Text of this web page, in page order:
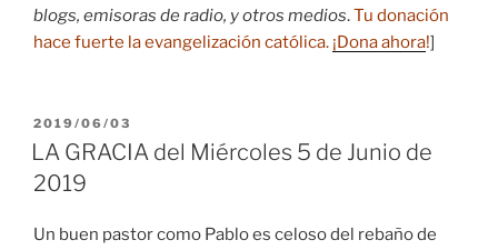
blogs, emisoras de radio, y otros medios.Tu donación
hace fuerte la evangelización católica. ¡Dona ahora!]
PUBLICADO
EL
2019/06/03
LA GRACIA del Miércoles 5 de Junio de
2019
Un buen pastor como Pablo es celoso del rebaño de